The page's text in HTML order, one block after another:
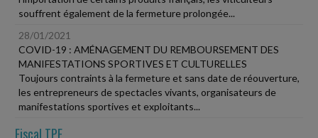
souffrent également de la fermeture prolongée...
28/01/2021
COVID-19 : AMÉNAGEMENT DU REMBOURSEMENT DES
MANIFESTATIONS SPORTIVES ET CULTURELLES
Toujours contraints à la fermeture et sans date de réouverture,
les entrepreneurs de spectacles vivants, organisateurs de
manifestations sportives et exploitants...
Fiscal TPE